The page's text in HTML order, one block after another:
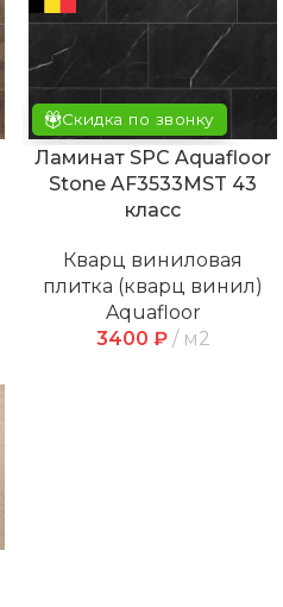
Скидка по звонку
Ламинат SPC Aquafloor
Stone AF3533MST 43
класс
Кварц виниловая
плитка (кварц винил)
Aquafloor
3400 ₽ м2